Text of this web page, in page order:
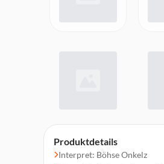
Produktdetails
Interpret: Böhse Onkelz